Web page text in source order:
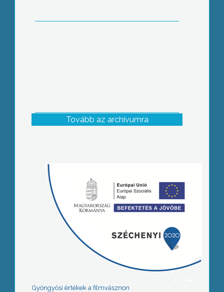
Tovább az archívumra
Gyöngyösi értékek a filmvásznon